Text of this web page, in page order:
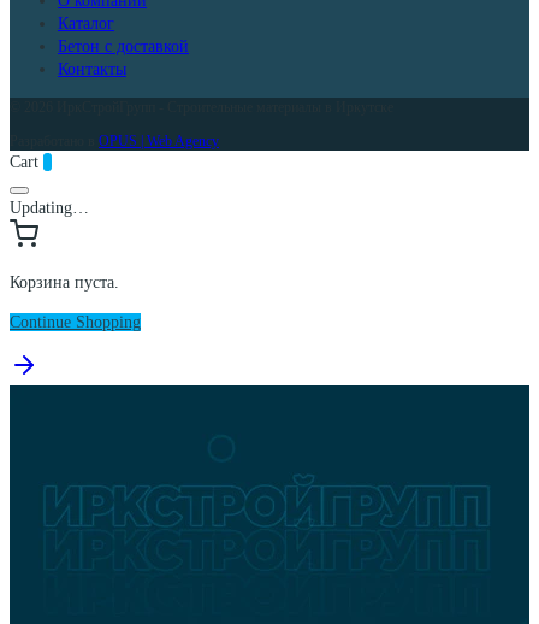
Каталог
Бетон с доставкой
Контакты
OPUS | Web Agency
Cart
Updating…
Корзина пуста.
Continue Shopping